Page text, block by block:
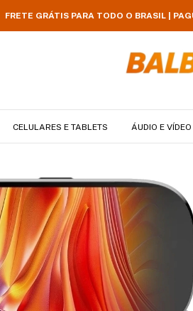
FRETE GRÁTIS PARA TODO O BRASIL |
CELULARES E TABLETS ÁUDIO E VÍDEO